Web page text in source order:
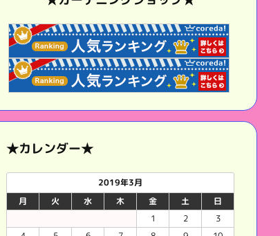
★カレンダー★
2019年3月
月
火 水 木 金 土
日
1
2
3